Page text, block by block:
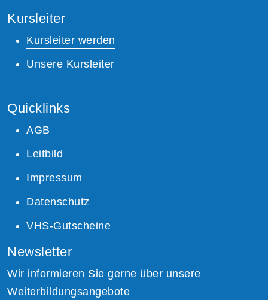
Kursleiter
Kursleiter werden
Unsere Kursleiter
Quicklinks
AGB
Leitbild
Impressum
Datenschutz
VHS-Gutscheine
Newsletter
Wir informieren Sie gerne über unsere
Weiterbildungsangebote